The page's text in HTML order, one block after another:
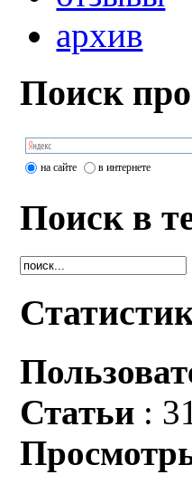
архив
Поиск
на сайте в интернете
Поиск в
Статьи :